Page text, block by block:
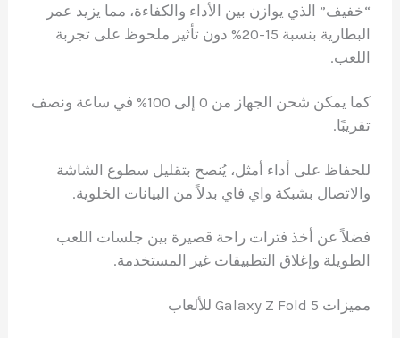
“خفيف” الذي يوازن بين الأداء والكفاءة، مما يزيد عمر
البطارية بنسبة 15-20% دون تأثير ملحوظ على تجربة
اللعب.
كما يمكن شحن الجهاز من 0 إلى 100% في ساعة ونصف
تقريبًا.
للحفاظ على أداء أمثل، يُنصح بتقليل سطوع الشاشة
والاتصال بشبكة واي فاي بدلاً من البيانات الخلوية.
فضلاً عن أخذ فترات راحة قصيرة بين جلسات اللعب
الطويلة وإغلاق التطبيقات غير المستخدمة.
مميزات Galaxy Z Fold 5 للألعاب